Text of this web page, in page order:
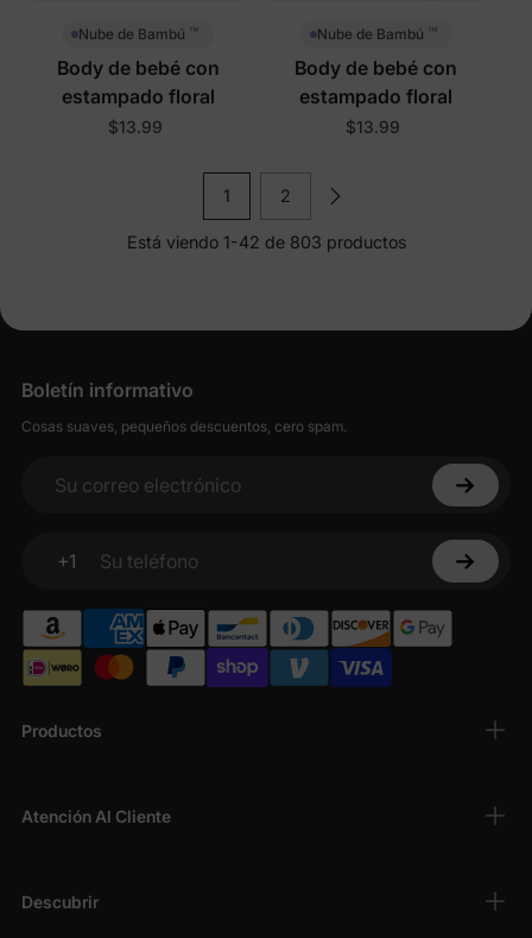
Nube de Bambú ™
Body de bebé con
estampado floral
$13.99
Nube de Bambú ™
Body de bebé con
estampado floral
$13.99
1 2
Está viendo 1-42 de 803 productos
Productos
Atención Al Cliente
Descubrir
Boletín informativo
Cosas suaves, pequeños descuentos, cero spam.
Su correo electrónico
+1
Su teléfono